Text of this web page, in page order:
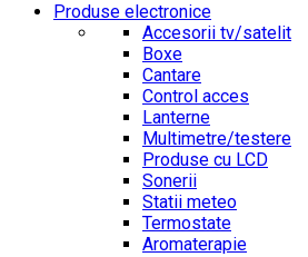
Produse electronice
Accesorii tv/satelit
Boxe
Cantare
Control acces
Lanterne
Multimetre/testere
Produse cu LCD
Sonerii
Statii meteo
Termostate
Aromaterapie